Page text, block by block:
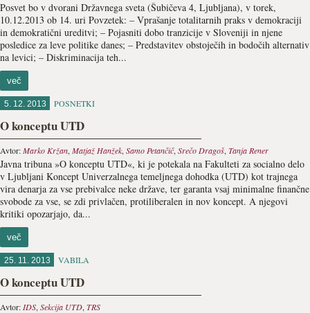
Posvet bo v dvorani Državnega sveta (Šubičeva 4, Ljubljana), v torek,
10.12.2013 ob 14. uri Povzetek: – Vprašanje totalitarnih praks v demokraciji
in demokratični ureditvi; – Pojasniti dobo tranzicije v Sloveniji in njene
posledice za leve politike danes; – Predstavitev obstoječih in bodočih alternativ
na levici; – Diskriminacija teh...
več
5. 12. 2013 POSNETKI
O konceptu UTD
Avtor:Marko Kržan, Matjaž Hanžek, Samo Petančič, Srečo Dragoš, Tanja Rener
Javna tribuna »O konceptu UTD«, ki je potekala na Fakulteti za socialno delo
v Ljubljani Koncept Univerzalnega temeljnega dohodka (UTD) kot trajnega
vira denarja za vse prebivalce neke države, ter garanta vsaj minimalne finančne
svobode za vse, se zdi privlačen, protiliberalen in nov koncept. A njegovi
kritiki opozarjajo, da...
več
25. 11. 2013 VABILA
O konceptu UTD
Avtor: IDS, Sekcija UTD, TRS